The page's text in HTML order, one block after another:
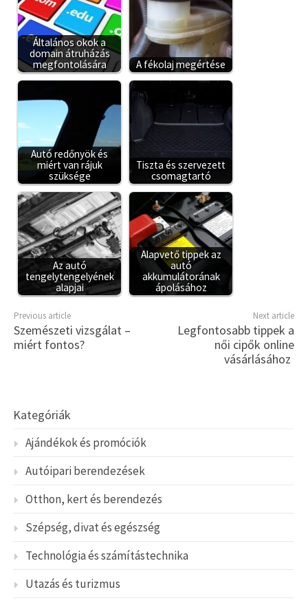
Általános okok a
domain átruházás
megfontolására
A fékolaj megértése
Autó redőnyök és
miért van rájuk
szüksége
Tiszta és szervezett
csomagtartó
Az autó
tengelytengelyének
alapjai
Alapvető tippek az
autó
akkumulátorának
ápolásához
Previous article
Szemészeti vizsgálat –
miért fontos?
Next article
Legfontosabb tippek a
női cipők online
vásárlásához
Kategóriák
Ajándékok és promóciók
Autóipari berendezések
Otthon, kert és berendezés
Szépség, divat és egészség
Technológia és számítástechnika
Utazás és turizmus